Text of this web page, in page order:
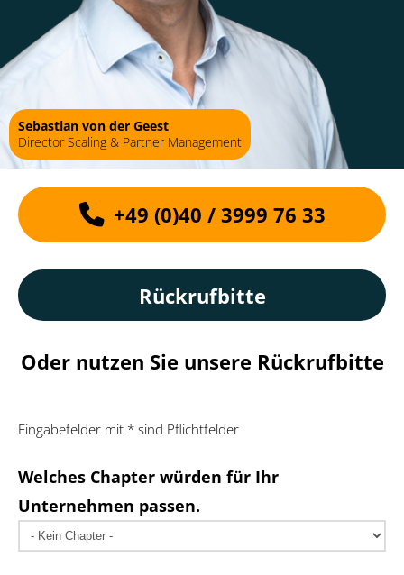
Sebastian von der Geest
Director Scaling & Partner Management
+49 (0)40 / 3999 76 33
Rückrufbitte
Oder nutzen Sie unsere Rückrufbitte
Eingabefelder mit * sind Pflichtfelder
Welches Chapter würden für Ihr
Unternehmen passen.